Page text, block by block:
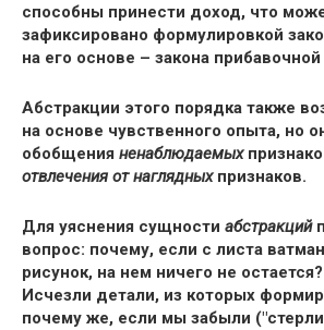
способны принести доход, что
зафиксировано формулировкой
на его основе – закона
Абстракции этого порядка также
на основе чувственного опыта, но
обобщения ненаблюдаемых
отвлечения от наглядных признаков.
Для уяснения сущности абстракций
вопрос: почему, если с листа
рисунок, на нем ничего не
Исчезли детали, из которых
почему же, если мы забыли